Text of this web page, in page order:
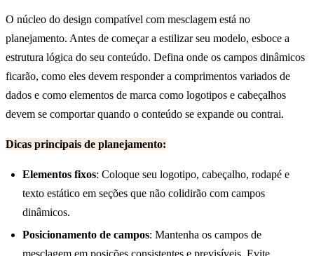
O núcleo do design compatível com mesclagem está no
planejamento. Antes de começar a estilizar seu modelo, esboce a
estrutura lógica do seu conteúdo. Defina onde os campos dinâmicos
ficarão, como eles devem responder a comprimentos variados de
dados e como elementos de marca como logotipos e cabeçalhos
devem se comportar quando o conteúdo se expande ou contrai.
Dicas principais de planejamento:
Elementos fixos: Coloque seu logotipo, cabeçalho, rodapé e
texto estático em seções que não colidirão com campos
dinâmicos.
Posicionamento de campos: Mantenha os campos de